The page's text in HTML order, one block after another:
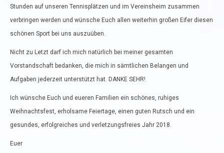
Stunden auf unseren Tennisplätzen und im Vereinsheim zusammen
verbringen werden und wünsche Euch allen weiterhin großen Eifer diesen
schönen Sport bei uns auszuüben.
Nicht zu Letzt darf ich mich natürlich bei meiner gesamten
Vorstandschaft bedanken, die mich in sämtlichen Belangen und
Aufgaben jederzeit unterstützt hat. DANKE SEHR!
Ich wünsche Euch und eueren Familien ein schönes, ruhiges
Weihnachtsfest, erholsame Feiertage, einen guten Rutsch und ein
gesundes, erfolgreiches und verletzungsfreies Jahr 2018.
Euer